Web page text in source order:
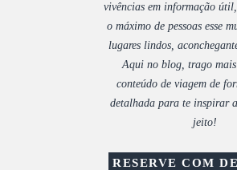
vivências em informação
o máximo de pessoas esse
lugares lindos,
Aqui no blog, trago mais
conteúdo de viagem de
detalhada para te inspirar
jeito!
RESERVE COM